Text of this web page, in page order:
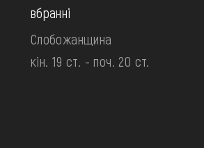
вбранні
Слобожанщина
кін. 19 ст. - поч. 20 ст.